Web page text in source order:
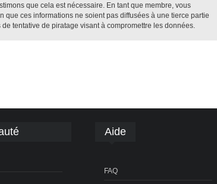
que cela est nécessaire. En tant que membre, vous
ces informations ne soient pas diffusées à une tierce partie
tentative de piratage visant à compromettre les données.
Aide
FAQ